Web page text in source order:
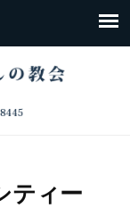
ティー